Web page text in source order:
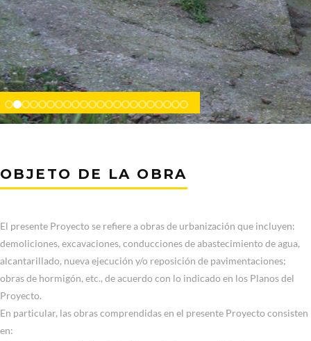
OBJETO DE LA OBRA
El presente Proyecto se refiere a obras de urbanización que incluyen:
demoliciones, excavaciones, conducciones de abastecimiento de agua,
alcantarillado, nueva ejecución y/o reposición de pavimentaciones;
obras de hormigón, etc., de acuerdo con lo indicado en los Planos del
Proyecto.
En particular, las obras comprendidas en el presente Proyecto consisten
en: